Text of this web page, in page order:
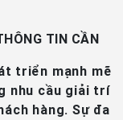
TIN CẦN
triển mạnh mẽ
nhu cầu giải trí
hàng. Sự đa